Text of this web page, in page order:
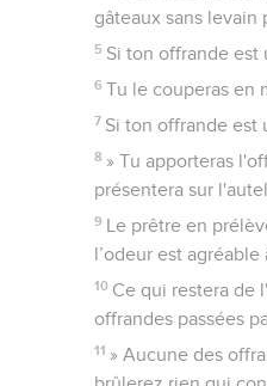
gâteaux sans levain
5 Si ton offrande est
6 Tu le couperas en
7 Si ton offrande est
8 » Tu apporteras
présentera sur l'autel.
9
Le prêtre en
l’odeur est agréable
10 Ce qui restera de
offrandes passées
11 » Aucune des